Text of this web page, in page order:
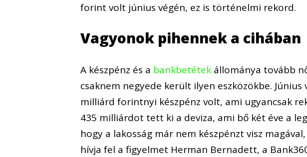
forint volt június végén, ez is történelmi rekord.
Vagyonok pihennek a cihában
A készpénz és a bankbetétek állománya tovább
csaknem negyede került ilyen eszközökbe.
milliárd forintnyi készpénz volt, ami ugyancsak
435 milliárdot tett ki a deviza, ami bő két éve a
hogy a lakosság már nem készpénzt visz
hívja fel a figyelmet Herman Bernadett, a